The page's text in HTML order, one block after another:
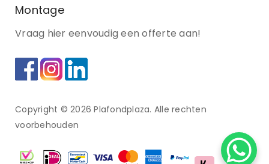
Montage
Vraag hier eenvoudig een offerte aan!
Copyright © 2026 Plafondplaza. Alle rechten
voorbehouden